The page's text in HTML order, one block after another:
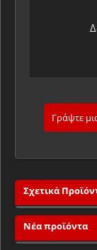
Γράψτε
Σχετικά
Νέα προϊόντα